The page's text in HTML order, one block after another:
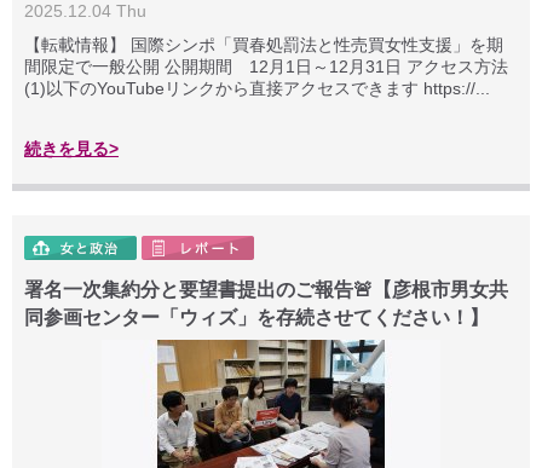
2025.12.04 Thu
【転載情報】 国際シンポ「買春処罰法と性売買女性支援」を期
間限定で一般公開 公開期間 12月1日～12月31日 アクセス方法
(1)以下のYouTubeリンクから直接アクセスできます https://...
続きを見る>
署名一次集約分と要望書提出のご報告🚨【彦根市男女共
同参画センター「ウィズ」を存続させてください！】